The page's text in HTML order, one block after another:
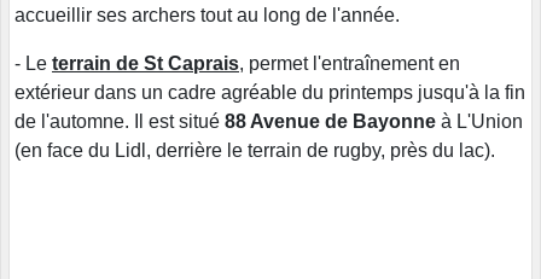
accueillir ses archers tout au long de l'année.
- Le terrain de St Caprais, permet l'entraînement en
extérieur dans un cadre agréable du printemps jusqu'à la fin
de l'automne. Il est situé 88 Avenue de Bayonne à L'Union
(en face du Lidl, derrière le terrain de rugby, près du lac).